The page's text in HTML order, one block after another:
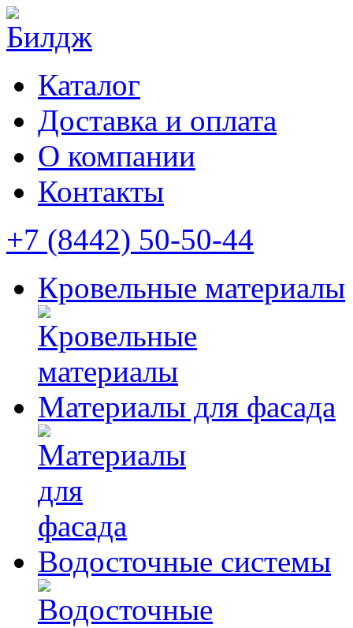
Каталог
Доставка и оплата
О компании
Контакты
+7 (8442) 50-50-44
Кровельные материалы
Материалы для фасада
Водосточные системы